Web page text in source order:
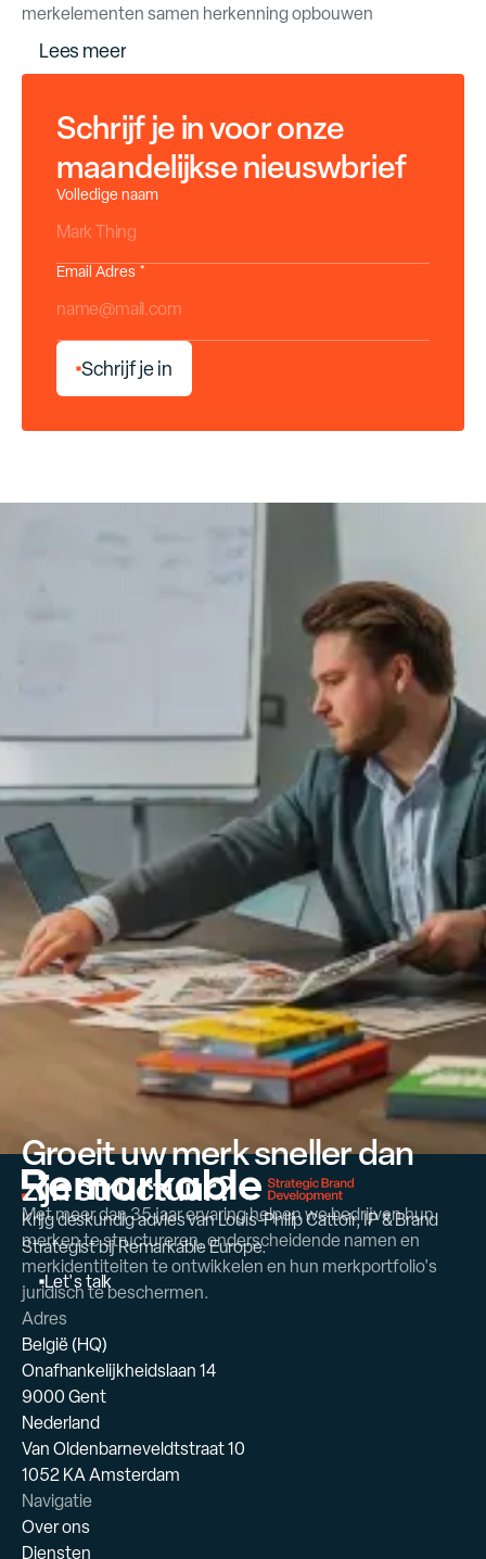
merkelementen samen herkenning opbouwen
Lees meer
Schrijf je in voor onze
maandelijkse nieuswbrief
Volledige naam
Email Adres *
Schrijfjein
Groeit uw merk sneller dan
zijn structuur?
Krijg deskundig advies van Louis-Philip Cattoir, IP & Brand
Strategist bij Remarkable Europe.
Let'stalk
Met meer dan 35 jaar ervaring helpen we bedrijven hun
merken te structureren, onderscheidende namen en
merkidentiteiten te ontwikkelen en hun merkportfolio's
juridisch te beschermen.
Adres
België (HQ)
Onafhankelijkheidslaan 14
9000 Gent
Nederland
Van Oldenbarneveldtstraat 10
1052 KA Amsterdam
Navigatie
Over ons
Diensten